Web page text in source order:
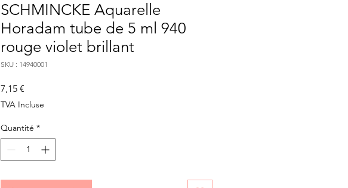
SCHMINCKE Aquarelle
Horadam tube de 5 ml 940
rouge violet brillant
SKU : 14940001
7,15 €
TVA Incluse
Quantité *